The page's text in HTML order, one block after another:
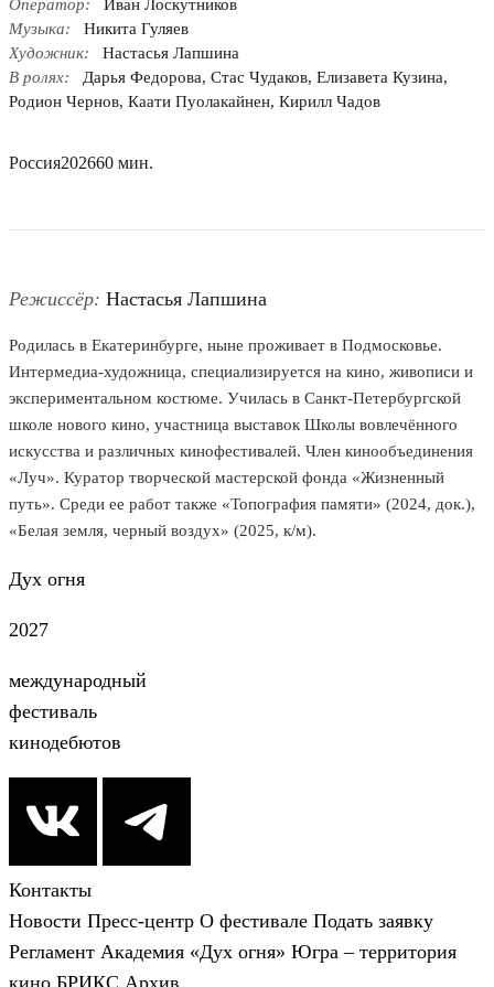
Оператор:
Иван Лоскутников
Музыка:
Никита Гуляев
Художник:
Настасья Лапшина
В ролях:
Дарья Федорова, Стас Чудаков, Елизавета Кузина,
Родион Чернов, Каати Пуолакайнен, Кирилл Чадов
Россия202660 мин.
Режиссёр: Настасья Лапшина
Родилась в Екатеринбурге, ныне проживает в Подмосковье.
Интермедиа-художница, специализируется на кино, живописи и
экспериментальном костюме. Училась в Санкт-Петербургской
школе нового кино, участница выставок Школы вовлечённого
искусства и различных кинофестивалей. Член кинообъединения
«Луч». Куратор творческой мастерской фонда «Жизненный
путь». Среди ее работ также «Топография памяти» (2024, док.),
«Белая земля, черный воздух» (2025, к/м).
Дух огня
2027
международный
фестиваль
кинодебютов
Контакты
Новости Пресс-центр О фестивале Подать заявку
Регламент Академия «Дух огня» Югра – территория
кино БРИКС Архив